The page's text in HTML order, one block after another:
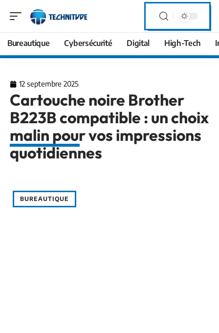
Bureautique Cybersécurité Digital High-Tech
12 septembre 2025
Cartouche noire Brother
B223B compatible : un choix
malin pour vos impressions
quotidiennes
BUREAUTIQUE